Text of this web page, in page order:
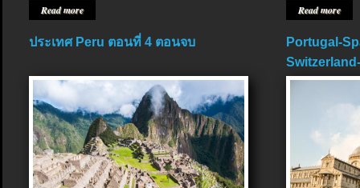
Read more Read more
ประเทศ Peru ตอนที่ 4 ตอนจบ
Portugal-